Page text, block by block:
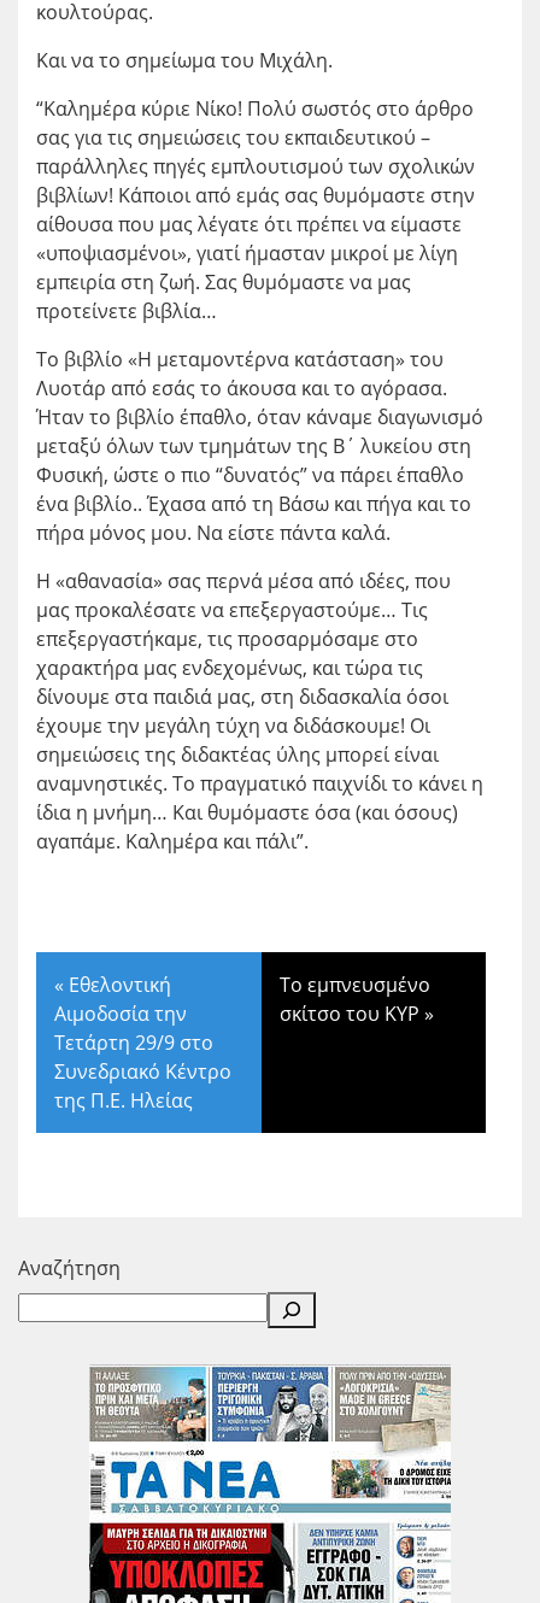
κουλτούρας.
Και να το σημείωμα του Μιχάλη.
“Καλημέρα κύριε Νίκο! Πολύ σωστός στο άρθρο
σας για τις σημειώσεις του εκπαιδευτικού –
παράλληλες πηγές εμπλουτισμού των σχολικών
βιβλίων! Κάποιοι από εμάς σας θυμόμαστε στην
αίθουσα που μας λέγατε ότι πρέπει να είμαστε
«υποψιασμένοι», γιατί ήμασταν μικροί με λίγη
εμπειρία στη ζωή. Σας θυμόμαστε να μας
προτείνετε βιβλία…
Το βιβλίο «Η μεταμοντέρνα κατάσταση» του
Λυοτάρ από εσάς το άκουσα και το αγόρασα.
Ήταν το βιβλίο έπαθλο, όταν κάναμε διαγωνισμό
μεταξύ όλων των τμημάτων της Β΄ λυκείου στη
Φυσική, ώστε ο πιο “δυνατός” να πάρει έπαθλο
ένα βιβλίο.. Έχασα από τη Βάσω και πήγα και το
πήρα μόνος μου. Να είστε πάντα καλά.
Η «αθανασία» σας περνά μέσα από ιδέες, που
μας προκαλέσατε να επεξεργαστούμε… Τις
επεξεργαστήκαμε, τις προσαρμόσαμε στο
χαρακτήρα μας ενδεχομένως, και τώρα τις
δίνουμε στα παιδιά μας, στη διδασκαλία όσοι
έχουμε την μεγάλη τύχη να διδάσκουμε! Οι
σημειώσεις της διδακτέας ύλης μπορεί είναι
αναμνηστικές. Το πραγματικό παιχνίδι το κάνει η
ίδια η μνήμη… Και θυμόμαστε όσα (και όσους)
αγαπάμε. Καλημέρα και πάλι”.
« Εθελοντική
Αιμοδοσία την
Τετάρτη 29/9 στο
Συνεδριακό Κέντρο
της Π.Ε. Ηλείας
Το εμπνευσμένο
σκίτσο του ΚΥΡ »
Αναζήτηση